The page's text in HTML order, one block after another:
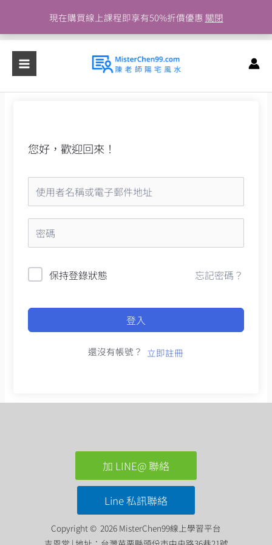
現在購買線上課程即享有50%折價優惠 關閉
主
容
您好，歡迎回來！
保持登錄狀態 忘記密碼？
登入
還沒有帳號？ 立即註冊
加 LINE@ 聯絡
Line 私訊聯絡
Copyright © 2026 MisterChen99線上學習平台